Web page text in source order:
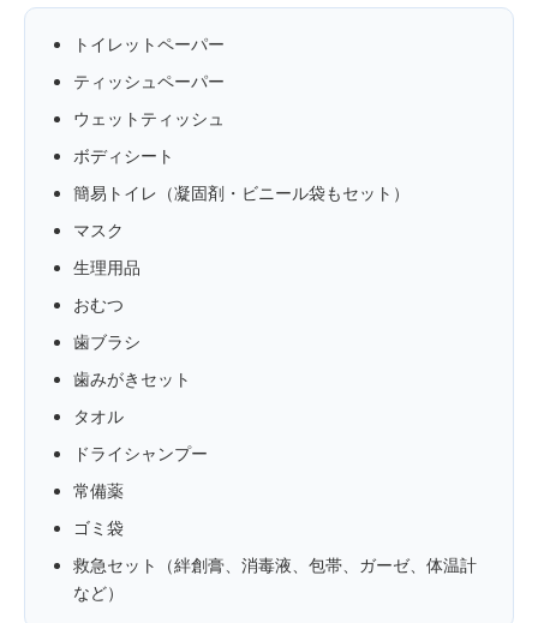
トイレットペーパー
ティッシュペーパー
ウェットティッシュ
ボディシート
簡易トイレ（凝固剤・ビニール袋もセット）
マスク
生理用品
おむつ
歯ブラシ
歯みがきセット
タオル
ドライシャンプー
常備薬
ゴミ袋
救急セット（絆創膏、消毒液、包帯、ガーゼ、体温計
など）